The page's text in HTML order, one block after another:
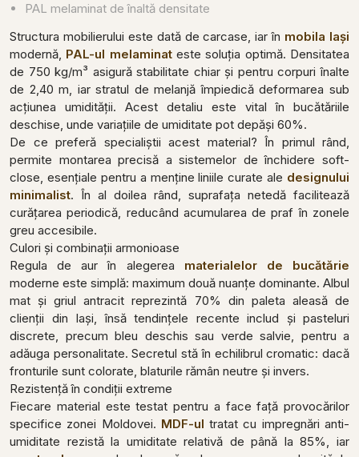
PAL melaminat de înaltă densitate
Structura mobilierului este dată de carcase, iar în mobila Iași
modernă, PAL-ul melaminateste soluția optimă. Densitatea
de 750 kg/m³ asigură stabilitate chiar și pentru corpuri înalte
de 2,40 m, iar stratul de melanjă împiedică deformarea sub
acțiunea umidității. Acest detaliu este vital în bucătăriile
deschise, unde variațiile de umiditate pot depăși 60%.
De ce preferă specialiștii acest material? În primul rând,
permite montarea precisă a sistemelor de închidere soft-
close, esențiale pentru a menține liniile curate ale designului
minimalist. În al doilea rând, suprafața netedă facilitează
curățarea periodică, reducând acumularea de praf în zonele
greu accesibile.
Culori și combinații armonioase
Regula de aur în alegerea materialelor de bucătărie
moderne este simplă: maximum două nuanțe dominante. Albul
mat și griul antracit reprezintă 70% din paleta aleasă de
clienții din Iași, însă tendințele recente includ și pasteluri
discrete, precum bleu deschis sau verde salvie, pentru a
adăuga personalitate. Secretul stă în echilibrul cromatic: dacă
fronturile sunt colorate, blaturile rămân neutre și invers.
Rezistență în condiții extreme
Fiecare material este testat pentru a face față provocărilor
specifice zonei Moldovei. MDF-ul tratat cu impregnări anti-
umiditate rezistă la umiditate relativă de până la 85%, iar